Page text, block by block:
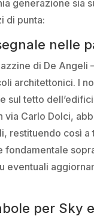
generazione
di punta:
nelle
di De
architettonici. I
sul tetto
Carlo Dolci,
restituendo così
per Sky